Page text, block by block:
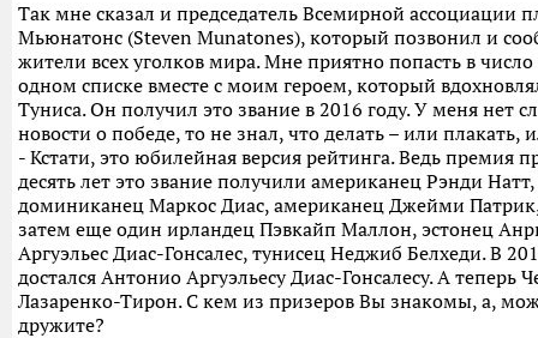
Так мне сказал и председатель Всемирной ассоциации
Мьюнатонс (Steven Munatones), который позвонил и
жители всех уголков мира. Мне приятно попасть в
одном списке вместе с моим героем, который
Туниса. Он получил это звание в 2016 году. У меня нет
новости о победе, то не знал, что делать – или плакать,
- Кстати, это юбилейная версия рейтинга. Ведь премия
десять лет это звание получили американец Рэнди
доминиканец Маркос Диас, американец Джейми
затем еще один ирландец Пэвкайп Маллон, эстонец
Аргуэльес Диас-Гонсалес, тунисец Неджиб Белхеди. В
достался Антонио Аргуэльесу Диас-Гонсалесу. А теперь
Лазаренко-Тирон. С кем из призеров Вы знакомы, а,
дружите?